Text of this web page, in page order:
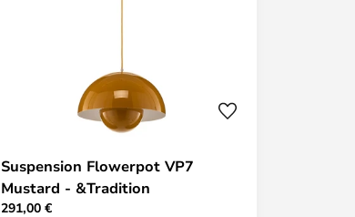
Suspension Flowerpot VP7
Mustard - &Tradition
291,00 €